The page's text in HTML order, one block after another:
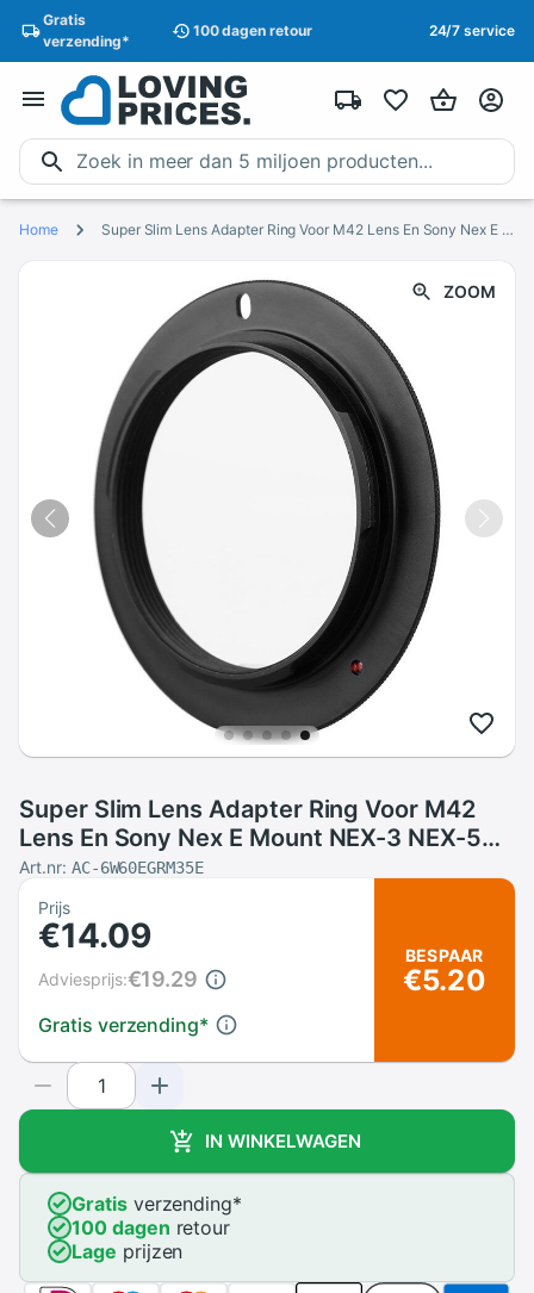
Gratis
verzending*
100 dagen retour 24/7 service
Home Super Slim Lens Adapter Ring Voor M42 Lens En Sony Nex E Mount NEX-3 NEX-5 NEX-5C NEX-5R NEX6 NEX-7 NEX-VG10
ZOOM
Super Slim Lens Adapter Ring Voor M42
Lens En Sony Nex E Mount NEX-3 NEX-5
NEX-5C NEX-5R NEX6 NEX-7 NEX-VG10
Art.nr: AC-6W60EGRM35E
Prijs
€14.09
Gratis verzending*
Adviesprijs:€19.29
BESPAAR
€5.20
IN WINKELWAGEN
Gratisverzending*
100 dagen retour
Lage prijzen